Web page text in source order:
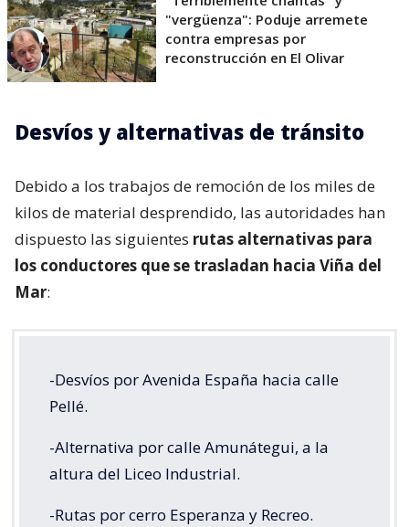
"vergüenza": Poduje arremete
contra empresas por
reconstrucción en El Olivar
Desvíos y alternativas de tránsito
Debido a los trabajos de remoción de los miles de
kilos de material desprendido, las autoridades han
dispuesto las siguientes rutas alternativas para
los conductores que se trasladan hacia Viña del
Mar:
-Desvíos por Avenida España hacia calle
Pellé.
-Alternativa por calle Amunátegui, a la
altura del Liceo Industrial.
-Rutas por cerro Esperanza y Recreo.